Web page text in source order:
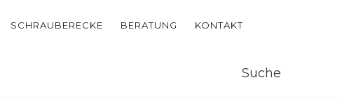
SCHRAUBERECKE BERATUNG KONTAKT